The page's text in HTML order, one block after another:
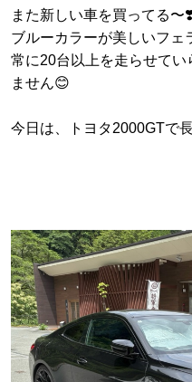
また新しい車を買ってる〜
ブルーカラーが美しいフェ
常に20台以上を走らせてい
ません😊
今日は、トヨタ2000GTで